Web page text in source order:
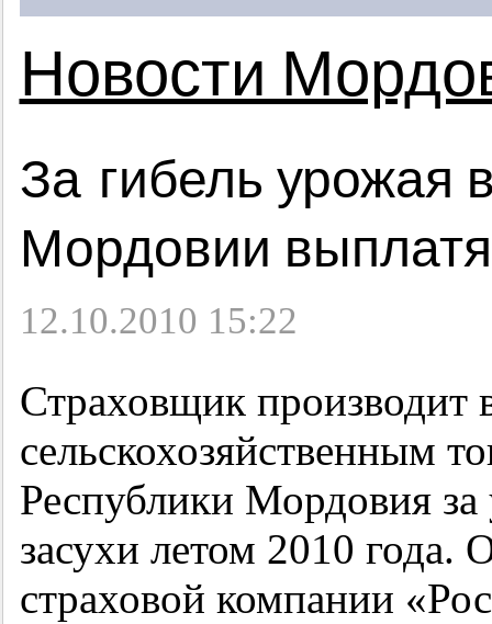
Новости
За гибель урожая
Мордовии
12.10.2010 15:22
Страховщик производит
сельскохозяйственным
Республики Мордовия
засухи летом 2010 года.
страховой компании